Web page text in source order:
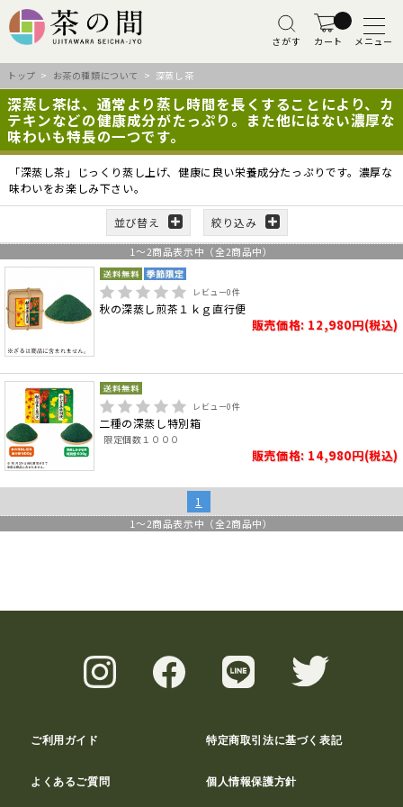
さがす カート メニュー
トップ > お茶の種類について > 深蒸し茶
深蒸し茶は、通常より蒸し時間を長くすることにより、カ
テキンなどの健康成分がたっぷり。また他にはない濃厚な
味わいも特長の一つです。
「深蒸し茶」じっくり蒸し上げ、健康に良い栄養成分たっぷりです。濃厚な
味わいをお楽しみ下さい。
並び替え 絞り込み
1 ～2商品表示中（全2商品中）
レビュー0件
秋の深蒸し煎茶１ｋｇ直行便
販売価格: 12,980円(税込)
レビュー0件
二種の深蒸し特別箱
限定個数１０００
販売価格: 14,980円(税込)
1
1 ～2商品表示中（全2商品中）
ご利用ガイド 特定商取引法に基づく表記
よくあるご質問 個人情報保護方針